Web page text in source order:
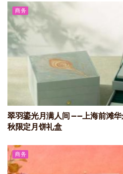
商务
翠羽鎏光月满人间 ——上海前滩
秋限定月饼礼盒
商务